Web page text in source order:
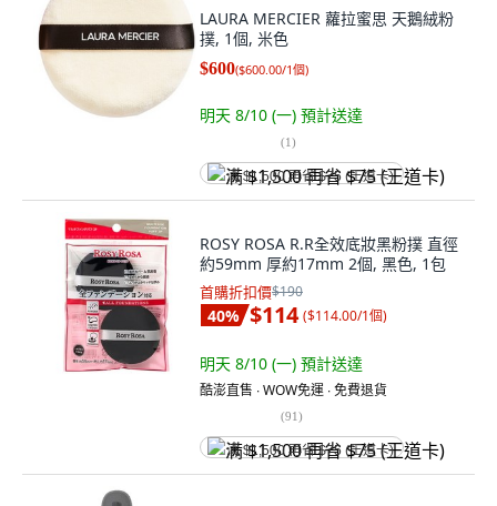
LAURA MERCIER 蘿拉蜜思 天鵝絨粉
撲, 1個, 米色
$600($600.00/1個)
明天 8/10 (一) 預計送達
(1)
满 $1,500 再省 $75 (王道卡)
ROSY ROSA R.R全效底妝黑粉撲 直徑
約59mm 厚約17mm 2個, 黑色, 1包
首購折扣價$190
40% $114 ($114.00/1個)
明天 8/10 (一) 預計送達
酷澎直售 ∙ WOW免運 ∙ 免費退貨
(91)
满 $1,500 再省 $75 (王道卡)